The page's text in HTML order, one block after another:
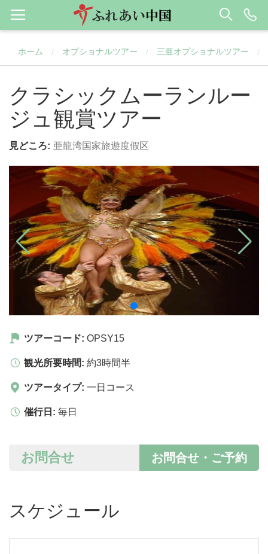
ホーム / オプショナルツアー / 三亜オプショナルツアー /
クラシックムーランルー
ジュ観賞ツアー
見どころ: 亜龍湾国家旅遊度假区
ツアーコード: OPSY15
観光所要時間: 約3時間半
ツアータイプ: 一日コース
催行日: 毎日
お問合せ・ご予約
お問合せ
スケジュール